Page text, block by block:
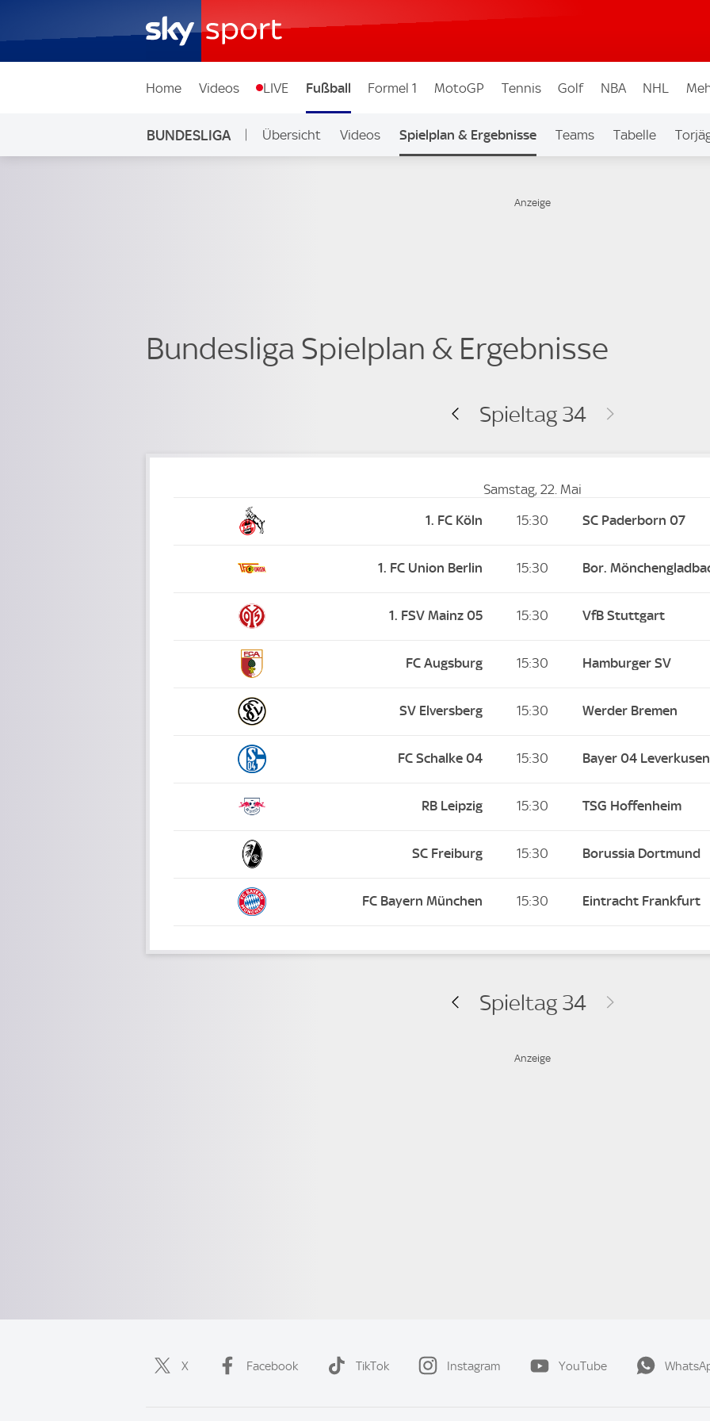
Home Videos LIVE Fußball Formel 1 MotoGP Tennis Golf NBA NHL
BUNDESLIGA Übersicht Videos Spielplan & Ergebnisse Teams Tabelle
Bundesliga Spielplan & Ergebnisse
Spieltag 34
Samstag, 22. Mai
1. FC Köln
15:30 SC Paderborn 07
1. FC Union Berlin 15:30 Bor.
1. FSV Mainz 05 15:30 VfB Stuttgart
FC Augsburg 15:30 Hamburger SV
SV Elversberg 15:30 Werder Bremen
FC Schalke 04 15:30 Bayer 04 Leverkusen
RB Leipzig 15:30 TSG Hoffenheim
SC Freiburg 15:30 Borussia Dortmund
FC Bayern München 15:30 Eintracht Frankfurt
Spieltag 34
X Facebook TikTok Instagram YouTube